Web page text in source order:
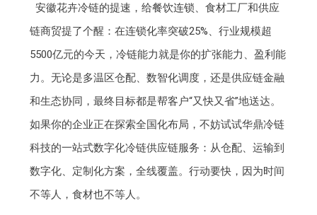
安徽花卉冷链的提速，给餐饮连锁、食材工厂和供应
链商贸提了个醒：在连锁化率突破25%、行业规模超
5500亿元的今天，冷链能力就是你的扩张能力、盈利能
力。无论是多温区仓配、数智化调度，还是供应链金融
和生态协同，最终目标都是帮客户“又快又省”地送达。
如果你的企业正在探索全国化布局，不妨试试华鼎冷链
科技的一站式数字化冷链供应链服务：从仓配、运输到
数字化、定制化方案，全线覆盖。行动要快，因为时间
不等人，食材也不等人。